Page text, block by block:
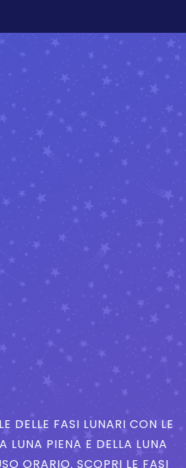
DELLE FASI LUNARI CON LE
LUNA PIENA E DELLA LUNA
ORARIO. SCOPRI LE FASI